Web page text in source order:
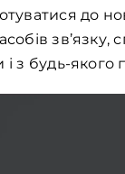
до
і з будь-якого